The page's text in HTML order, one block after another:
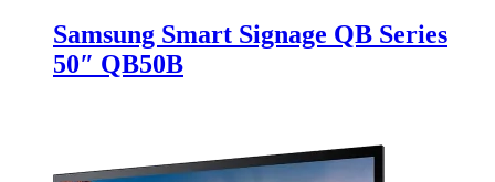
Samsung Smart Signage QB Series
50″ QB50B